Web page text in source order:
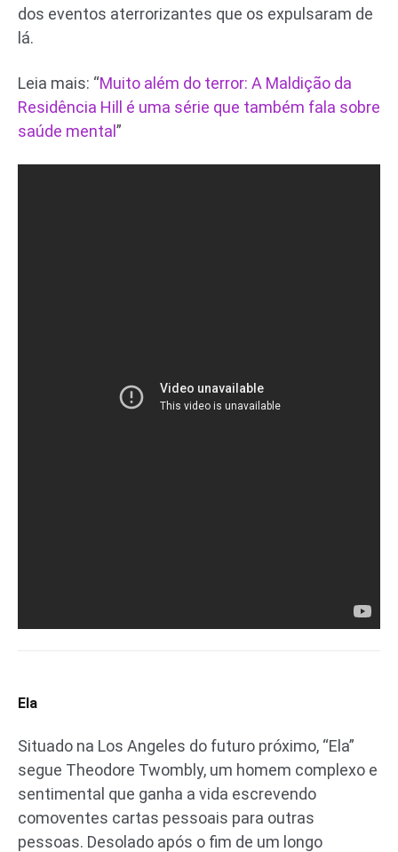
dos eventos aterrorizantes que os expulsaram de
lá.
Leia mais: “Muito além do terror: A Maldição da
Residência Hill é uma série que também fala sobre
saúde mental”
Ela
Situado na Los Angeles do futuro próximo, “Ela”
segue Theodore Twombly, um homem complexo e
sentimental que ganha a vida escrevendo
comoventes cartas pessoais para outras
pessoas. Desolado após o fim de um longo